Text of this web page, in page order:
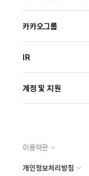
카카오그룹
IR
계정 및 지원
이용약관
개인정보처리방침